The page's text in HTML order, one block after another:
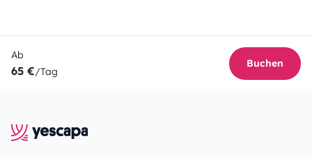
Ab
65 €/Tag
Buchen